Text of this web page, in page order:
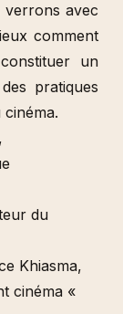
verrons avec
comment
un
pratiques
du
Khiasma,
cinéma «